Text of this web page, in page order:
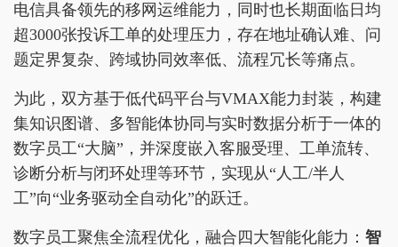
电信具备领先的移网运维能力，同时也长期面临日均
超3000张投诉工单的处理压力，存在地址确认难、问
题定界复杂、跨域协同效率低、流程冗长等痛点。
为此，双方基于低代码平台与VMAX能力封装，构建
集知识图谱、多智能体协同与实时数据分析于一体的
数字员工“大脑”，并深度嵌入客服受理、工单流转、
诊断分析与闭环处理等环节，实现从“人工/半人
工”向“业务驱动全自动化”的跃迁。
数字员工聚焦全流程优化，融合四大智能化能力： 智